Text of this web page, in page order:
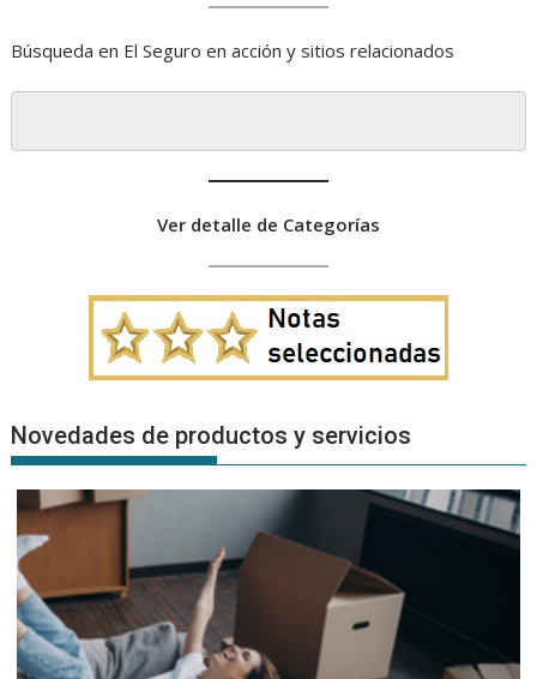
Búsqueda en El Seguro en acción y sitios relacionados
Ver detalle de Categorías
Novedades de productos y servicios